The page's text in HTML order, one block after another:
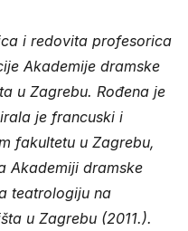
i redovita profesorica
Akademije dramske
u Zagrebu. Rođena je
je francuski i
fakultetu u Zagrebu,
Akademiji dramske
teatrologiju na
u Zagrebu (2011.).